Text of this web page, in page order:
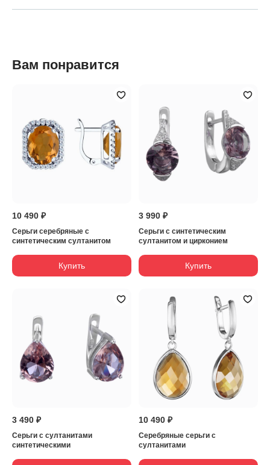
Вам понравится
10 490 ₽
Серьги серебряные с
синтетическим султанитом
Купить
3 990 ₽
Серьги с синтетическим
султанитом и цирконием
Купить
3 490 ₽
Серьги с султанитами
синтетическими
10 490 ₽
Серебряные серьги с
султанитами